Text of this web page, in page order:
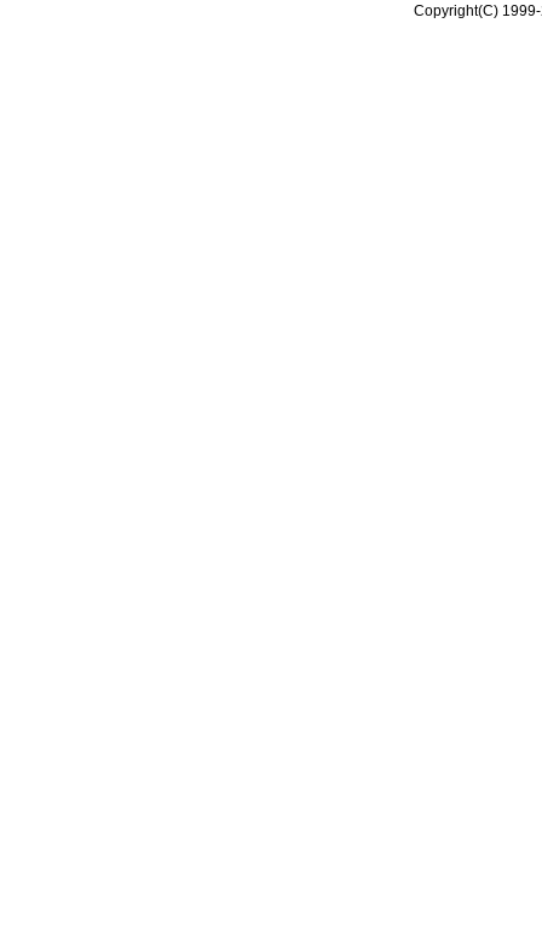
Copyright(C)